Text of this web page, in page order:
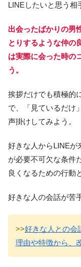
LINEしたいと思う相
出会ったばかりの男
とりするような仲の
は実際に会った時の
う。
挨拶だけでも積極的
で、「見ているだけ
声掛けしてみよう。
好きな人からLINEが
が必要不可欠な条件
良くなるための行動
好きな人の会話が苦
>>好きな人との会
理由や特徴から、